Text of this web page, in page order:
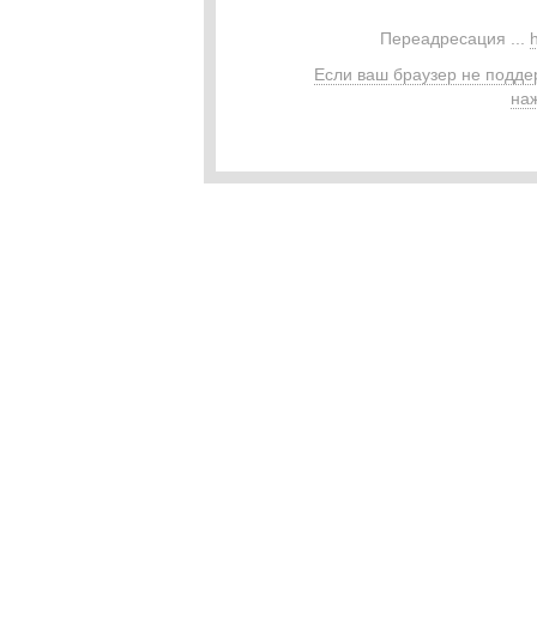
Переадресация ...
Если ваш браузер не